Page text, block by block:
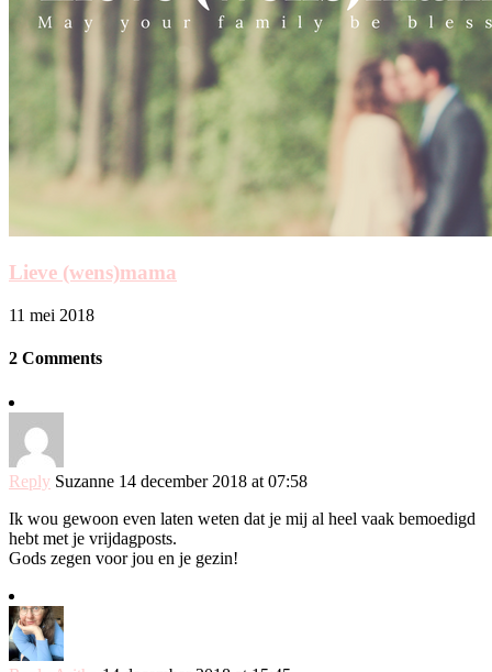
Lieve (wens)mama
11 mei 2018
2 Comments
Reply Suzanne 14 december 2018 at 07:58
Ik wou gewoon even laten weten dat je mij al heel vaak bemoedigd
hebt met je vrijdagposts.
Gods zegen voor jou en je gezin!